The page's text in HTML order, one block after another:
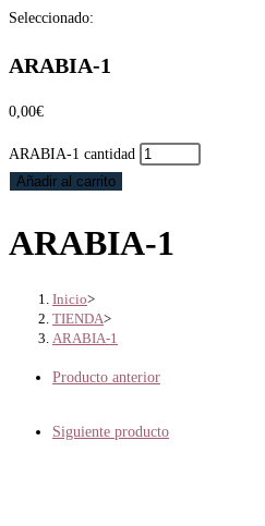
Seleccionado:
ARABIA-1
0,00€
ARABIA-1 cantidad
Añadir al carrito
ARABIA-1
Inicio>
TIENDA>
ARABIA-1
Producto anterior
Siguiente producto